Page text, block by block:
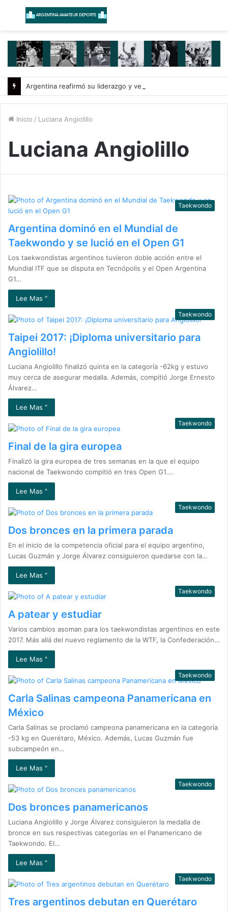
Menú
Inicio / Luciana Angiolillo
Luciana Angiolillo
Taekwondo
Argentina dominó en el Mundial de
Taekwondo y se lució en el Open G1
Los taekwondistas argentinos tuvieron doble acción entre el
Mundial ITF que se disputa en Tecnópolis y el Open Argentina
G1…
Lee Mas "
Taekwondo
Taipei 2017: ¡Diploma universitario para
Angiolillo!
Luciana Angiolillo finalizó quinta en la categoría -62kg y estuvo
muy cerca de asegurar medalla. Además, compitió Jorge Ernesto
Álvarez…
Lee Mas "
Taekwondo
Final de la gira europea
Finalizó la gira europea de tres semanas en la que el equipo
nacional de Taekwondo compitió en tres Open G1.…
Lee Mas "
Taekwondo
Dos bronces en la primera parada
En el inicio de la competencia oficial para el equipo argentino,
Lucas Guzmán y Jorge Álvarez consiguieron quedarse con la…
Lee Mas "
Taekwondo
A patear y estudiar
Varios cambios asoman para los taekwondistas argentinos en este
2017. Más allá del nuevo reglamento de la WTF, la Confederación…
Lee Mas "
Taekwondo
Carla Salinas campeona Panamericana en
México
Carla Salinas se proclamó campeona panamericana en la categoría
-53 kg en Querétaro, México. Además, Lucas Guzmán fue
subcampeón en…
Lee Mas "
Taekwondo
Dos bronces panamericanos
Luciana Angiolillo y Jorge Álvarez consiguieron la medalla de
bronce en sus respectivas categorías en el Panamericano de
Taekwondo. El…
Lee Mas "
Taekwondo
Tres argentinos debutan en Querétaro